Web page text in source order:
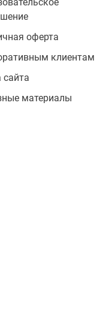
оферта
клиентам
сайта
материалы